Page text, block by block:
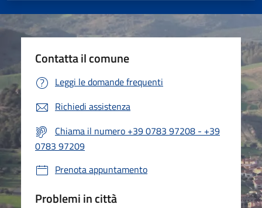
Contatta il comune
Leggi le domande frequenti
Richiedi assistenza
Chiama il numero +39 0783 97208 - +39
0783 97209
Prenota appuntamento
Problemi in città